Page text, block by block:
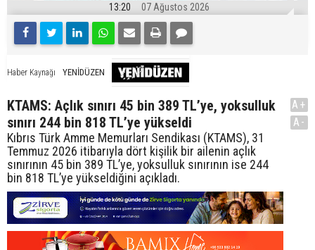
13:20 07 Ağustos 2026
Haber Kaynağı YENİDÜZEN
KTAMS: Açlık sınırı 45 bin 389 TL’ye, yoksulluk
sınırı 244 bin 818 TL’ye yükseldi
Kıbrıs Türk Amme Memurları Sendikası (KTAMS), 31
Temmuz 2026 itibarıyla dört kişilik bir ailenin açlık
sınırının 45 bin 389 TL’ye, yoksulluk sınırının ise 244
bin 818 TL’ye yükseldiğini açıkladı.
A+
A-